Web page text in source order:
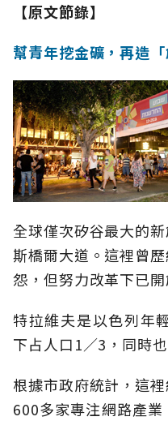
【原文節錄】
幫青年挖金礦，再造
全球僅次矽谷最大的
斯橋爾大道。這裡曾
怨，但努力改革下已開
特拉維夫是以色列年
下占人口1／3，同時
根據市政府統計，這
600多家專注網路產